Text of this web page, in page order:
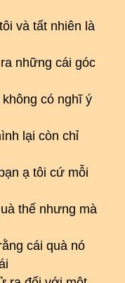
và tất nhiên là
những cái góc
có nghĩ ý
lại còn chỉ
ạ tôi cứ mỗi
thế nhưng mà
cái quà nó